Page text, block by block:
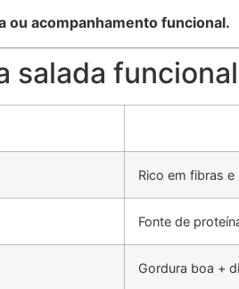
ou acompanhamento funcional.
salada funcional
Rico em fibras
Fonte de
Gordura boa +